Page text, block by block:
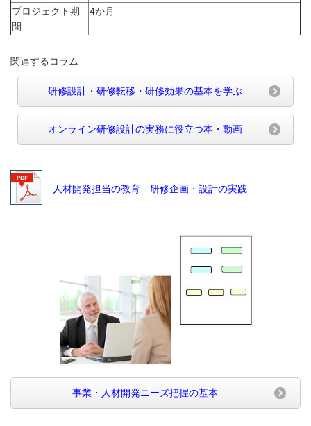
プロジェクト期
間
4か月
関連するコラム
研修設計・研修転移・研修効果の基本を学ぶ
オンライン研修設計の実務に役立つ本・動画
人材開発担当の教育 研修企画・設計の実践
事業・人材開発ニーズ把握の基本